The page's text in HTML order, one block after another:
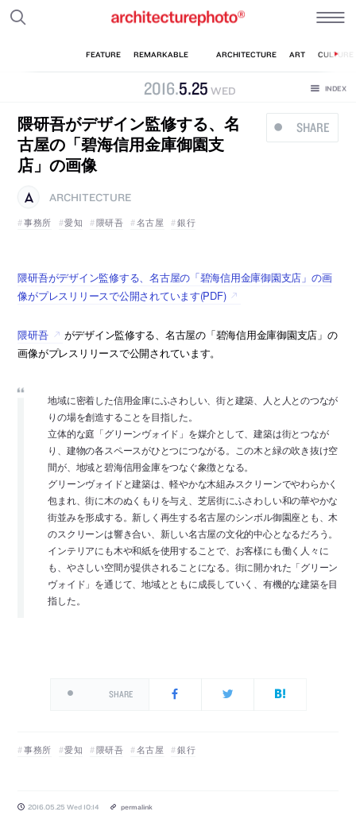
2016.5.25 WED
SHARE
隈研吾がデザイン監修する、名
古屋の「碧海信用金庫御園支
店」の画像
ARCHITECTURE
事務所
愛知 隈研吾 名古屋 銀行
隈研吾がデザイン監修する、名古屋の「碧海信用金庫御園支店」の画
像がプレスリリースで公開されています(PDF)
隈研吾
がデザイン監修する、名古屋の「碧海信用金庫御園支店」の
画像がプレスリリースで公開されています。
地域に密着した信用金庫にふさわしい、街と建築、人と人とのつなが
りの場を創造することを目指した。
立体的な庭「グリーンヴォイド」を媒介として、建築は街とつなが
り、建物の各スペースがひとつにつながる。この木と緑の吹き抜け空
間が、地域と碧海信用金庫をつなぐ象徴となる。
グリーンヴォイドと建築は、軽やかな木組みスクリーンでやわらかく
包まれ、街に木のぬくもりを与え、芝居街にふさわしい和の華やかな
街並みを形成する。新しく再生する名古屋のシンボル御園座とも、木
のスクリーンは響き合い、新しい名古屋の文化的中心となるだろう。
インテリアにも木や和紙を使用することで、お客様にも働く人々に
も、やさしい空間が提供されることになる。街に開かれた「グリーン
ヴォイド」を通じて、地域とともに成長していく、有機的な建築を目
指した。
SHARE
事務所 愛知 隈研吾 名古屋 銀行
2016.05.25 Wed 10:14 permalink